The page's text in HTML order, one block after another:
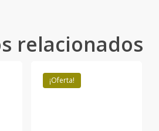
relacionados
¡Oferta!